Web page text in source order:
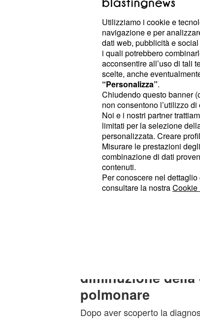
"Sono stato sdraiato nel
raccontato DavidDekker- la
complicata, al Giro di
quel punto il team mi ha
al meglio".
Il velocista che nello scorso
Visma all'Arkea-Samsicha
effettuati tutti i controlli del
La reazione alla
diminuzione della
polmonare
Dopo aver scoperto la
Utilizziamo i cookie e
navigazione e per
dati web, pubblicità e
i quali potrebbero
acconsentire all’uso di tali
scelte, anche
“Personalizza”.
Chiudendo questo banner
non consentono l’utilizzo
Noi e i nostri partner
limitati per la selezione
personalizzata. Creare
Misurare le prestazioni
combinazione di dati
contenuti.
Per conoscere nel
consultare la nostraCookie